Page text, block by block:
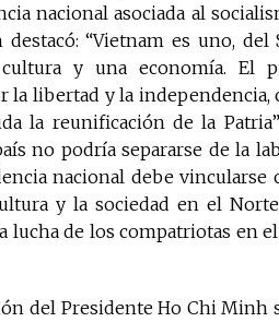
nacional asociada al
“Vietnam es uno, del
y una economía. El
la libertad y la independencia,
la reunificación de la Patria”
no podría separarse de la
nacional debe vincularse
y la sociedad en el
lucha de los compatriotas en
del Presidente Ho Chi Minh